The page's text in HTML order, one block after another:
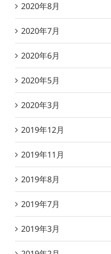
2020年8月
2020年7月
2020年6月
2020年5月
2020年3月
2019年12月
2019年11月
2019年8月
2019年7月
2019年3月